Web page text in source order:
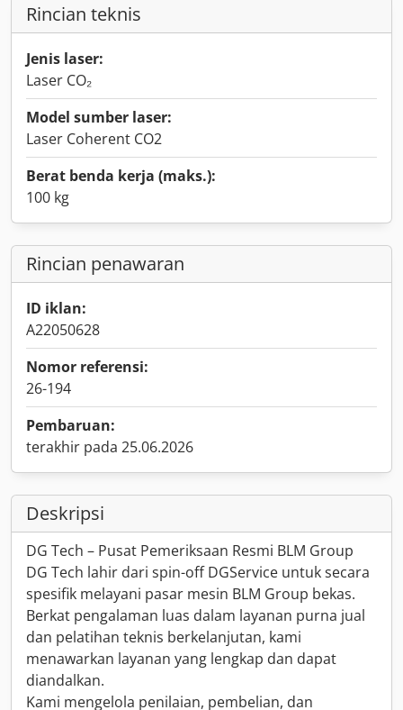
Rincian teknis
Jenis laser:
Laser CO₂
Model sumber laser:
Laser Coherent CO2
Berat benda kerja (maks.):
100 kg
Rincian penawaran
ID iklan:
A22050628
Nomor referensi:
26-194
Pembaruan:
terakhir pada 25.06.2026
Deskripsi
DG Tech – Pusat Pemeriksaan Resmi BLM Group
DG Tech lahir dari spin-off DGService untuk secara
spesifik melayani pasar mesin BLM Group bekas.
Berkat pengalaman luas dalam layanan purna jual
dan pelatihan teknis berkelanjutan, kami
menawarkan layanan yang lengkap dan dapat
diandalkan.
Kami mengelola penilaian, pembelian, dan